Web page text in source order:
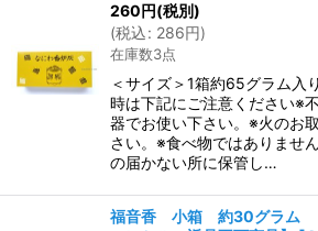
260円(税別)
(税込: 286円)
在庫数3点
＜サイズ＞1箱約65グラム入
時は下記にご注意ください※
器でお使い下さい。※火のお
さい。※食べ物ではありませ
の届かない所に保管し…
福音香 小箱 約30グラム